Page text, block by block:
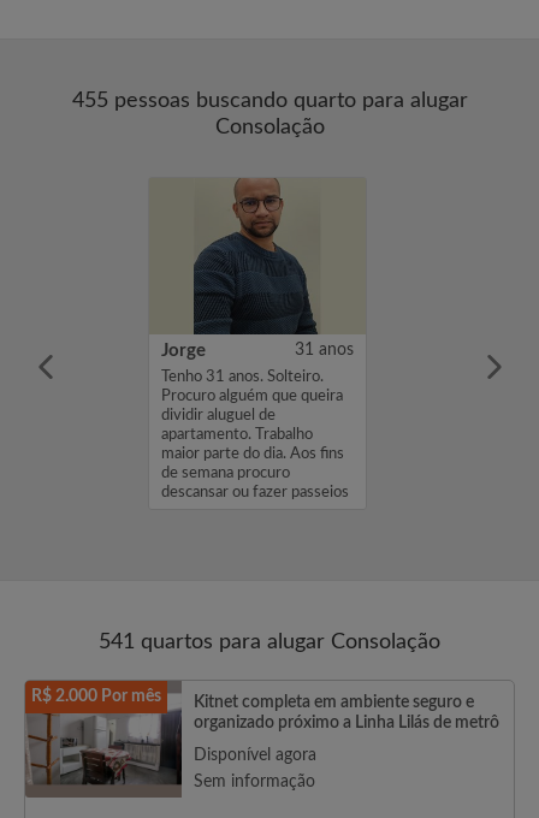
455 pessoas buscando quarto para alugar
Consolação
é Matheus
Jorge 31 anos
Tenho 31 anos. Solteiro.
Procuro alguém que queira
dividir aluguel de
apartamento. Trabalho
maior parte do dia. Aos fins
de semana procuro
descansar ou fazer passeios
541 quartos para alugar Consolação
R$ 2.000 Por mês
Kitnet completa em ambiente seguro e
organizado próximo a Linha Lilás de metrô
Disponível agora
Sem informação